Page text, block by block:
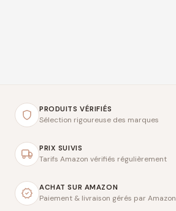
PRODUITS VÉRIFIÉS
Sélection rigoureuse des marques
PRIX SUIVIS
Tarifs Amazon vérifiés régulièrement
ACHAT SUR AMAZON
Paiement & livraison gérés par Amazon